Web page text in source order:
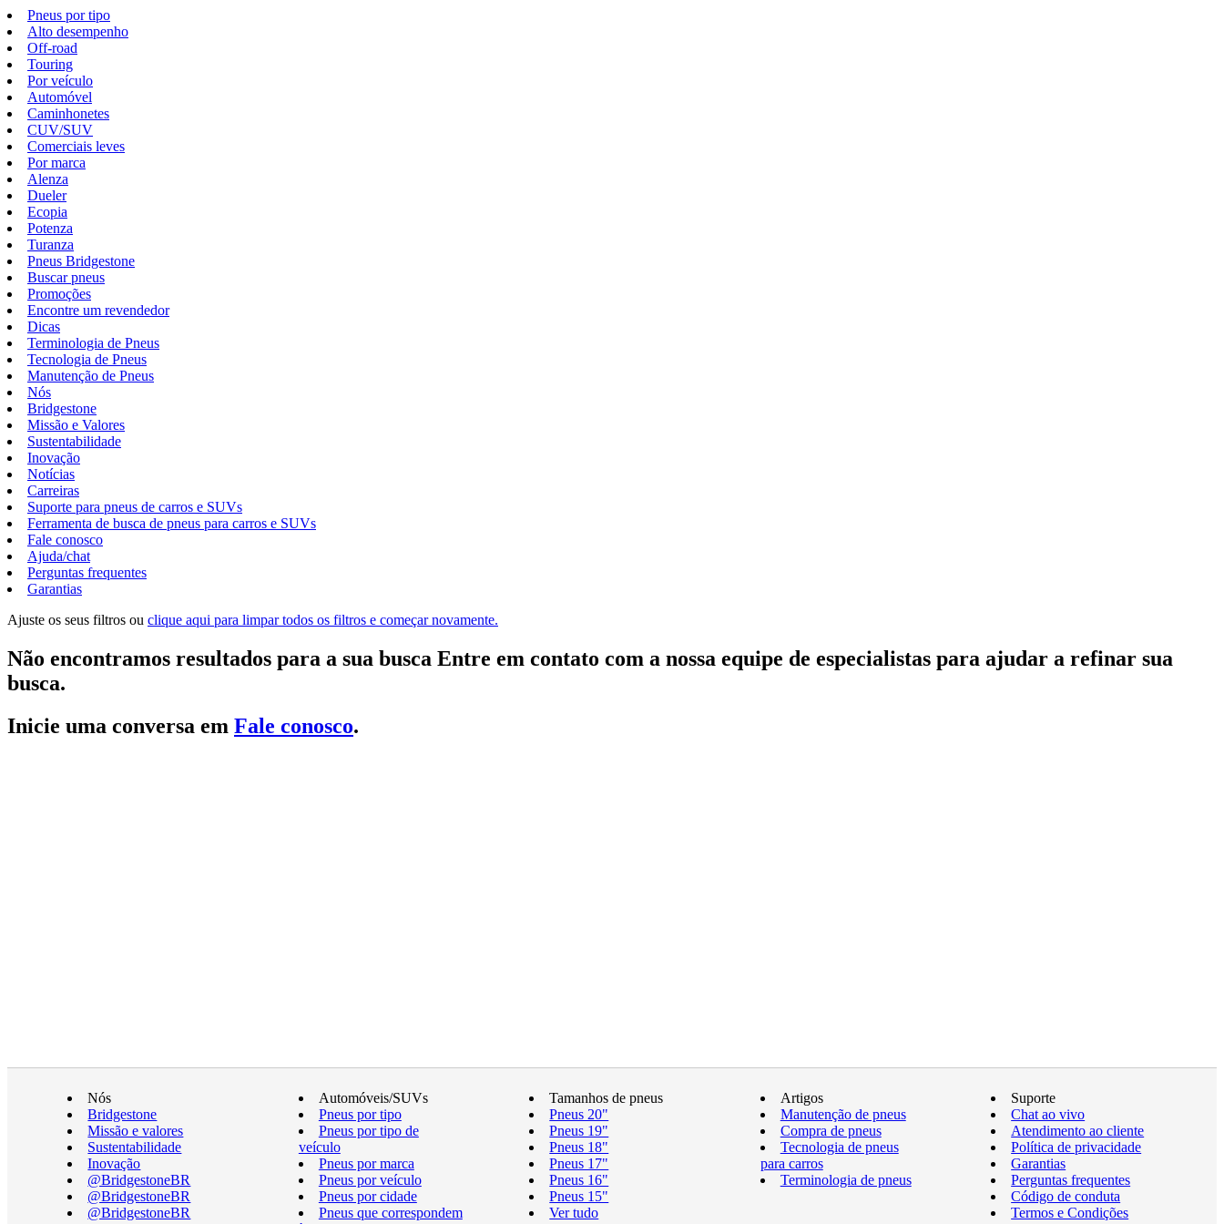
Pneus por tipo
Alto desempenho
Off-road
Touring
Por veículo
Automóvel
Caminhonetes
CUV/SUV
Comerciais leves
Por marca
Alenza
Dueler
Ecopia
Potenza
Turanza
Pneus Bridgestone
Buscar pneus
Promoções
Encontre um revendedor
Dicas
Terminologia de Pneus
Tecnologia de Pneus
Manutenção de Pneus
Nós
Bridgestone
Missão e Valores
Sustentabilidade
Inovação
Notícias
Carreiras
Suporte para pneus de carros e SUVs
Ferramenta de busca de pneus para carros e SUVs
Fale conosco
Ajuda/chat
Perguntas frequentes
Garantias
Ajuste os seus filtros ou clique aqui para limpar todos os filtros e começar novamente.
Não encontramos resultados para a sua busca Entre em contato com a nossa equipe de especialistas para ajudar a refinar sua
busca.
Inicie uma conversa em Fale conosco.
Nós
Bridgestone
Missão e valores
Sustentabilidade
Inovação
@BridgestoneBR
@BridgestoneBR
@BridgestoneBR
Automóveis/SUVs
Pneus por tipo
Pneus por tipo de
veículo
Pneus por marca
Pneus por veículo
Pneus por cidade
Pneus que correspondem
Tamanhos de pneus
Pneus 20"
Pneus 19"
Pneus 18"
Pneus 17"
Pneus 16"
Pneus 15"
Ver tudo
Artigos
Manutenção de pneus
Compra de pneus
Tecnologia de pneus
para carros
Terminologia de pneus
Suporte
Chat ao vivo
Atendimento ao cliente
Política de privacidade
Garantias
Perguntas frequentes
Código de conduta
Termos e Condições